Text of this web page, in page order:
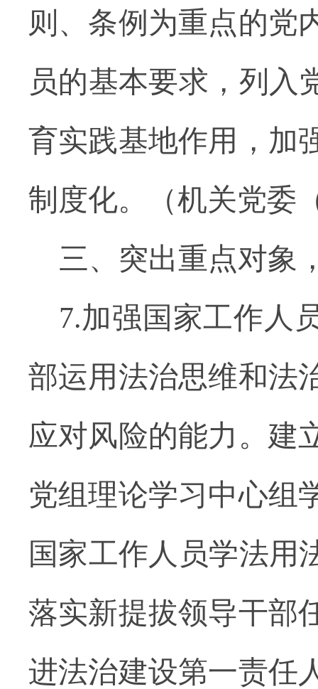
则、条例为重点的党
员的基本要求，列入
育实践基地作用，加
制度化。（机关党委
三、突出重点对象
7.加强国家工作人
部运用法治思维和法
应对风险的能力。建
党组理论学习中心组
国家工作人员学法用
落实新提拔领导干部
进法治建设第一责任